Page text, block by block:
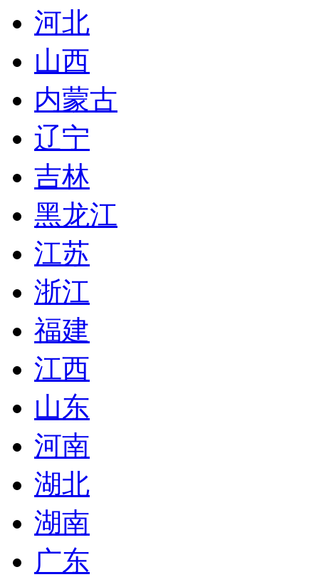
河北
山西
内蒙古
辽宁
吉林
黑龙江
江苏
浙江
福建
江西
山东
河南
湖北
湖南
广东